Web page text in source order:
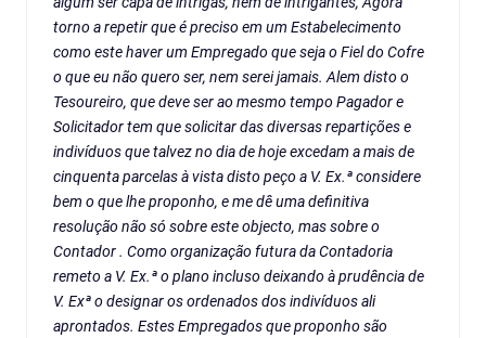
torno a repetir que é preciso em um Estabelecimento
como este haver um Empregado que seja o Fiel do Cofre
o que eu não quero ser, nem serei jamais. Alem disto o
Tesoureiro, que deve ser ao mesmo tempo Pagador e
Solicitador tem que solicitar das diversas repartições e
indivíduos que talvez no dia de hoje excedam a mais de
cinquenta parcelas à vista disto peço a V. Ex.ª considere
bem o que lhe proponho, e me dê uma definitiva
resolução não só sobre este objecto, mas sobre o
Contador . Como organização futura da Contadoria
remeto a V. Ex.ª o plano incluso deixando à prudência de
V. Exª o designar os ordenados dos indivíduos ali
aprontados. Estes Empregados que proponho são